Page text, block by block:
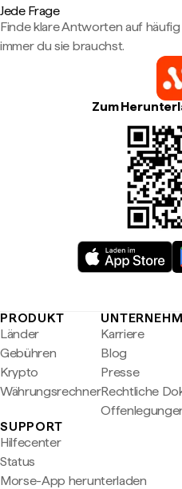
Jede Frage
Finde klare Antworten auf
immer du sie brauchst.
Zum
PRODUKT
Länder
Gebühren
Krypto
Währungsrechner
Karriere
Blog
Presse
Rechtliche
SUPPORT
Hilfecenter
Status
Morse-App herunterladen